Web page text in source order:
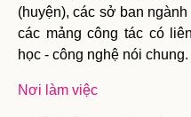
(huyện), các sở ban
các mảng công tác có
học - công nghệ nói chung.
Nơi làm việc